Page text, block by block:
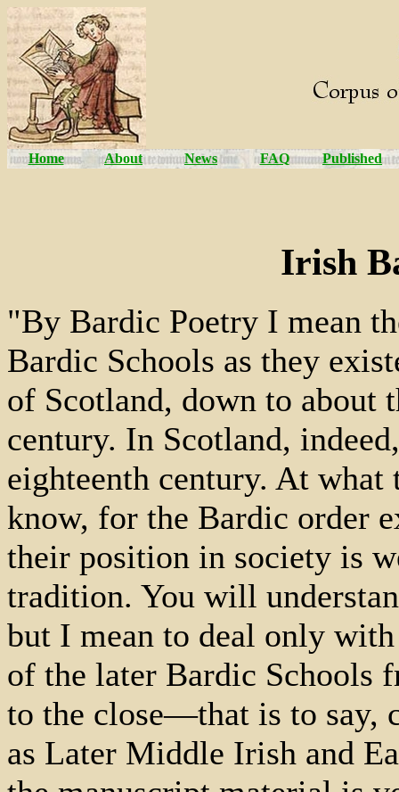
Home About News FAQ Published
Irish
"By Bardic Poetry I mean
Bardic Schools as they
of Scotland, down to about
century. In Scotland,
eighteenth century. At
know, for the Bardic order
their position in society is
tradition. You will
but I mean to deal only
of the later Bardic Schools
to the close—that is to say,
as Later Middle Irish and